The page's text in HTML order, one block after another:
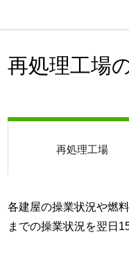
再処理工場
再処理工場
各建屋の操業状況や燃
までの操業状況を翌日